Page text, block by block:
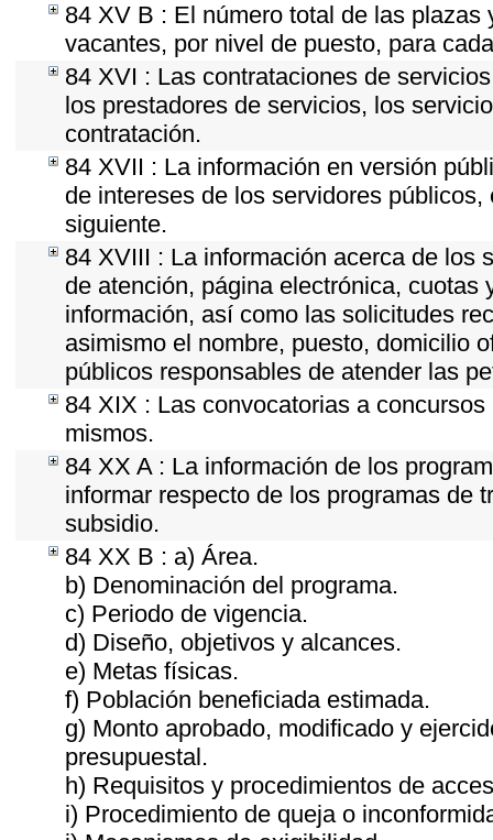
84 XV B : El número total de las
vacantes, por nivel de puesto, para
84 XVI : Las contrataciones de
los prestadores de servicios, los
contratación.
84 XVII : La información en versión
de intereses de los servidores
siguiente.
84 XVIII : La información acerca de los
de atención, página electrónica,
información, así como las solicitudes
asimismo el nombre, puesto, domicilio
públicos responsables de atender las
84 XIX : Las convocatorias a
mismos.
84 XX A : La información de los
informar respecto de los programas de
subsidio.
84 XX B : a) Área.
b) Denominación del programa.
c) Periodo de vigencia.
d) Diseño, objetivos y alcances.
e) Metas físicas.
f) Población beneficiada estimada.
g) Monto aprobado, modificado y
presupuestal.
h) Requisitos y procedimientos de
i) Procedimiento de queja o